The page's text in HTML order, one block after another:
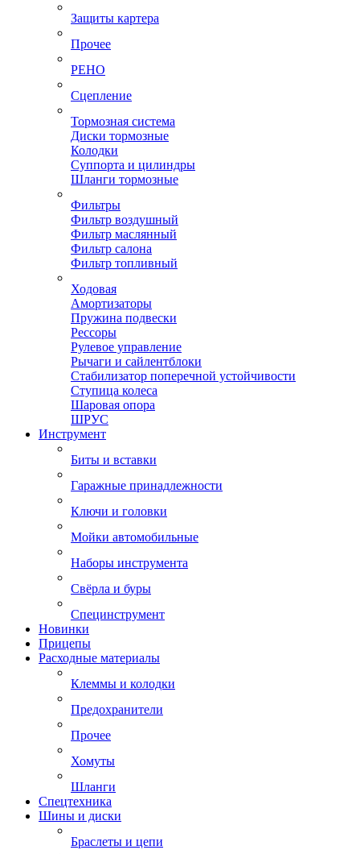
Защиты картера
Прочее
РЕНО
Сцепление
Тормозная система
Диски тормозные
Колодки
Суппорта и цилиндры
Шланги тормозные
Фильтры
Фильтр воздушный
Фильтр маслянный
Фильтр салона
Фильтр топливный
Ходовая
Амортизаторы
Пружина подвески
Рессоры
Рулевое управление
Рычаги и сайлентблоки
Стабилизатор поперечной устойчивости
Ступица колеса
Шаровая опора
ШРУС
Инструмент
Биты и вставки
Гаражные принадлежности
Ключи и головки
Мойки автомобильные
Наборы инструмента
Свёрла и буры
Специнструмент
Новинки
Прицепы
Расходные материалы
Клеммы и колодки
Предохранители
Прочее
Хомуты
Шланги
Спецтехника
Шины и диски
Браслеты и цепи